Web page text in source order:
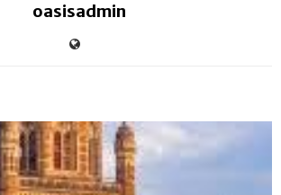
oasisadmin